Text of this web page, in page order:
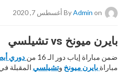
By Admin on أغسطس 7, 2020
بايرن ميونخ vs تشيلسي
ضمن مباراة إياب دور الـ 16 من دوري
مباراة بايرن ميونخ وتشيلسي المقبلة